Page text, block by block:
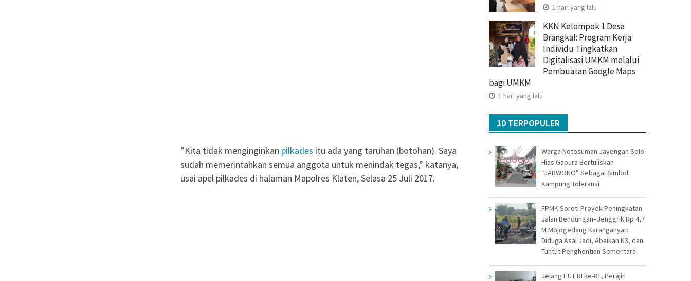
”Kita tidak menginginkan pilkades itu ada yang taruhan (botohan). Saya
sudah memerintahkan semua anggota untuk menindak tegas,” katanya,
usai apel pilkades di halaman Mapolres Klaten, Selasa 25 Juli 2017.
1 hari yang lalu
KKN Kelompok 1 Desa
Brangkal: Program Kerja
Individu Tingkatkan
Digitalisasi UMKM melalui
Pembuatan Google Maps
bagi UMKM
1 hari yang lalu
10 TERPOPULER
Warga Notosuman Jayengan Solo
Hias Gapura Bertuliskan
“JARWONO” Sebagai Simbol
Kampung Toleransi
FPMK Soroti Proyek Peningkatan
Jalan Bendungan–Jenggrik Rp 4,7
M Mojogedang Karanganyar:
Diduga Asal Jadi, Abaikan K3, dan
Tuntut Penghentian Sementara
Jelang HUT RI ke-81, Perajin